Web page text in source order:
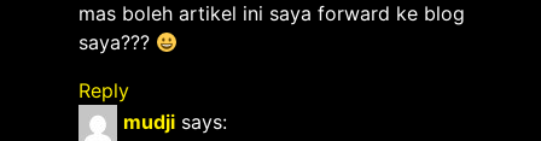
mas boleh artikel ini saya forward ke blog
saya???
Reply
mudji says: